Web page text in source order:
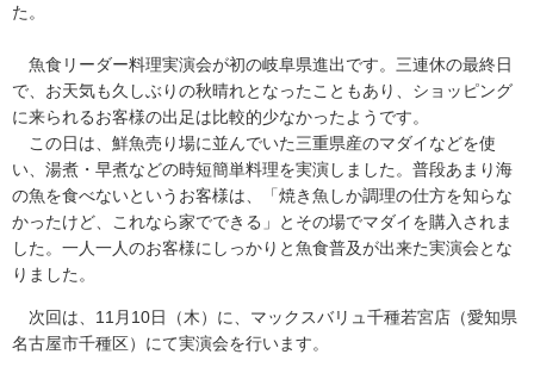
た。
魚食リーダー料理実演会が初の岐阜県進出です。三連休の最終日
で、お天気も久しぶりの秋晴れとなったこともあり、ショッピング
に来られるお客様の出足は比較的少なかったようです。
この日は、鮮魚売り場に並んでいた三重県産のマダイなどを使
い、湯煮・早煮などの時短簡単料理を実演しました。普段あまり海
の魚を食べないというお客様は、「焼き魚しか調理の仕方を知らな
かったけど、これなら家でできる」とその場でマダイを購入されま
した。一人一人のお客様にしっかりと魚食普及が出来た実演会とな
りました。
次回は、11月10日（木）に、マックスバリュ千種若宮店（愛知県
名古屋市千種区）にて実演会を行います。